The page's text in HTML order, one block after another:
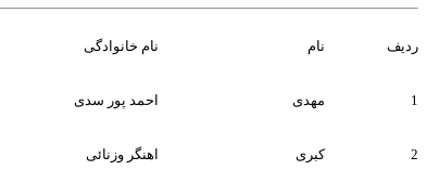
ردیف نام نام خانوادگی
1 مهدی احمد پور سدی
2 کبری اهنگر وزنائی